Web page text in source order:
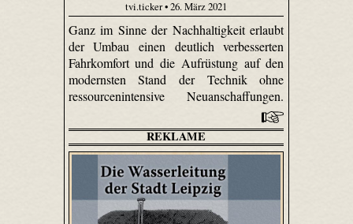
tvi.ticker • 26. März 2021
Ganz im Sinne der Nachhaltigkeit erlaubt
der Umbau einen deutlich verbesserten
Fahrkomfort und die Aufrüstung auf den
modernsten Stand der Technik ohne
ressourcenintensive Neuanschaffungen.
REKLAME